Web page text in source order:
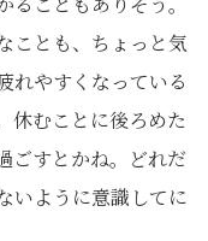
ことも、ちょっと気
れやすくなっている
休むことに後ろめた
ごすとかね。どれだ
いように意識してに